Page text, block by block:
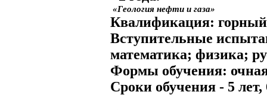
«Геология нефти и газа»
Квалификация:
Вступительные
математика; физика;
Формы обучения:
Сроки обучения - 5 лет,